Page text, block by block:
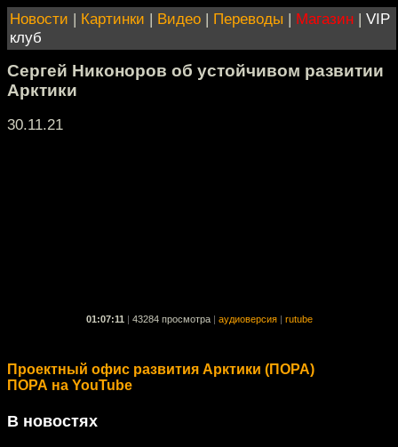
Новости | Картинки | Видео | Переводы | Магазин | VIP
клуб
Сергей Никоноров об устойчивом развитии
Арктики
30.11.21
01:07:11 43284 просмотра аудиоверсия rutube
Проектный офис развития Арктики (ПОРА)
ПОРА на YouTube
В новостях